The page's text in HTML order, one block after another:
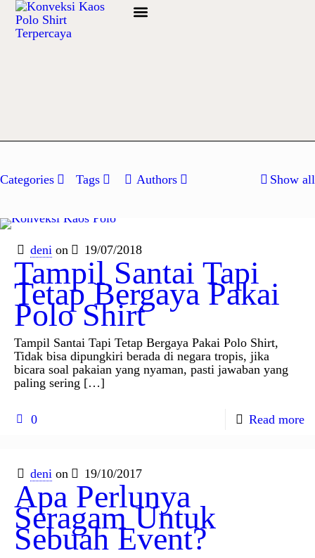
Categories Tags Authors Show all
deni on 19/07/2018
Tampil Santai Tapi
Tetap Bergaya Pakai
Polo Shirt
Tampil Santai Tapi Tetap Bergaya Pakai Polo Shirt,
Tidak bisa dipungkiri berada di negara tropis, jika
bicara soal pakaian yang nyaman, pasti jawaban yang
paling sering […]
0 Read more
deni on 19/10/2017
Apa Perlunya
Seragam Untuk
Sebuah Event?